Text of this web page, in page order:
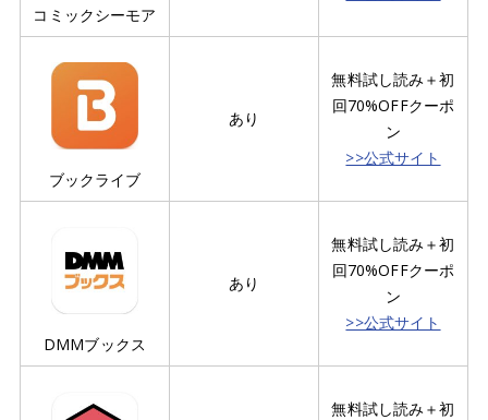
コミックシーモア
ブックライブ
あり
無料試し読み＋初
回70%OFFクーポ
ン
>>公式サイト
DMMブックス
あり
無料試し読み＋初
回70%OFFクーポ
ン
>>公式サイト
無料試し読み＋初